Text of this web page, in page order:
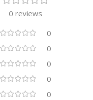
0 reviews
0
0
0
0
0